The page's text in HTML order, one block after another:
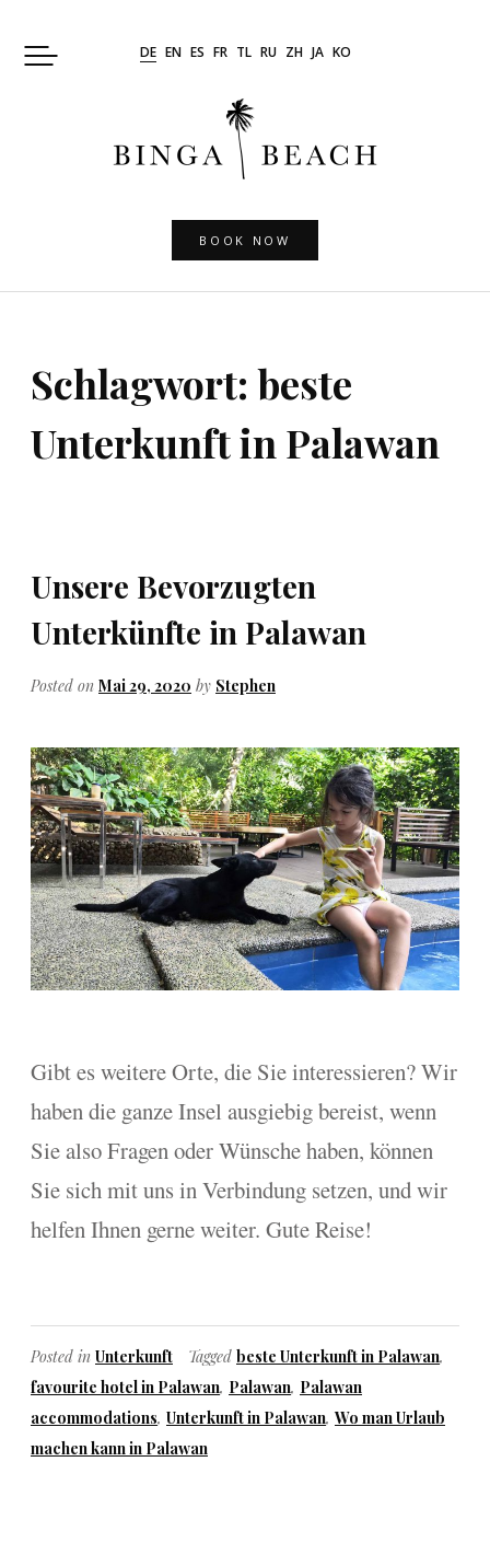
DE EN ES FR TL RU ZH JA KO
BOOK NOW
Schlagwort: beste
Unterkunft in Palawan
Unsere Bevorzugten
Unterkünfte in Palawan
Posted on Mai 29, 2020 by Stephen
Gibt es weitere Orte, die Sie interessieren? Wir
haben die ganze Insel ausgiebig bereist, wenn
Sie also Fragen oder Wünsche haben, können
Sie sich mit uns in Verbindung setzen, und wir
helfen Ihnen gerne weiter. Gute Reise!
Posted in Unterkunft Tagged beste Unterkunft in Palawan,
favourite hotel in Palawan, Palawan, Palawan
accommodations, Unterkunft in Palawan, Wo man Urlaub
machen kann in Palawan